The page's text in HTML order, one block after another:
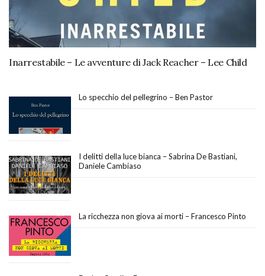
Inarrestabile – Le avventure di Jack Reacher – Lee Child
Lo specchio del pellegrino – Ben Pastor
I delitti della luce bianca – Sabrina De Bastiani,
Daniele Cambiaso
La ricchezza non giova ai morti – Francesco Pinto